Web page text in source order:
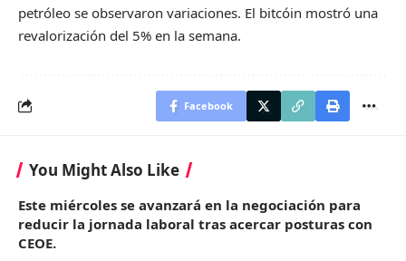
petróleo se observaron variaciones. El bitcóin mostró una
revalorización del 5% en la semana.
Facebook
You Might Also Like
Este miércoles se avanzará en la negociación para
reducir la jornada laboral tras acercar posturas con
CEOE.